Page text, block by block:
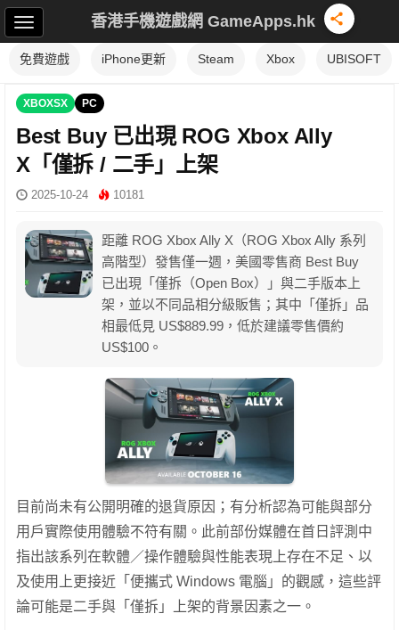
香港手機遊戲網 GameApps.hk
免費遊戲 iPhone更新 Steam Xbox UBISOFT
XBOXSX PC
Best Buy 已出現 ROG Xbox Ally
X「僅拆 / 二手」上架
2025-10-24 10181
距離 ROG Xbox Ally X（ROG Xbox Ally 系列
高階型）發售僅一週，美國零售商 Best Buy
已出現「僅拆（Open Box）」與二手版本上
架，並以不同品相分級販售；其中「僅拆」品
相最低見 US$889.99，低於建議零售價約
US$100。
目前尚未有公開明確的退貨原因；有分析認為可能與部分
用戶實際使用體驗不符有關。此前部份媒體在首日評測中
指出該系列在軟體／操作體驗與性能表現上存在不足、以
及使用上更接近「便攜式 Windows 電腦」的觀感，這些評
論可能是二手與「僅拆」上架的背景因素之一。